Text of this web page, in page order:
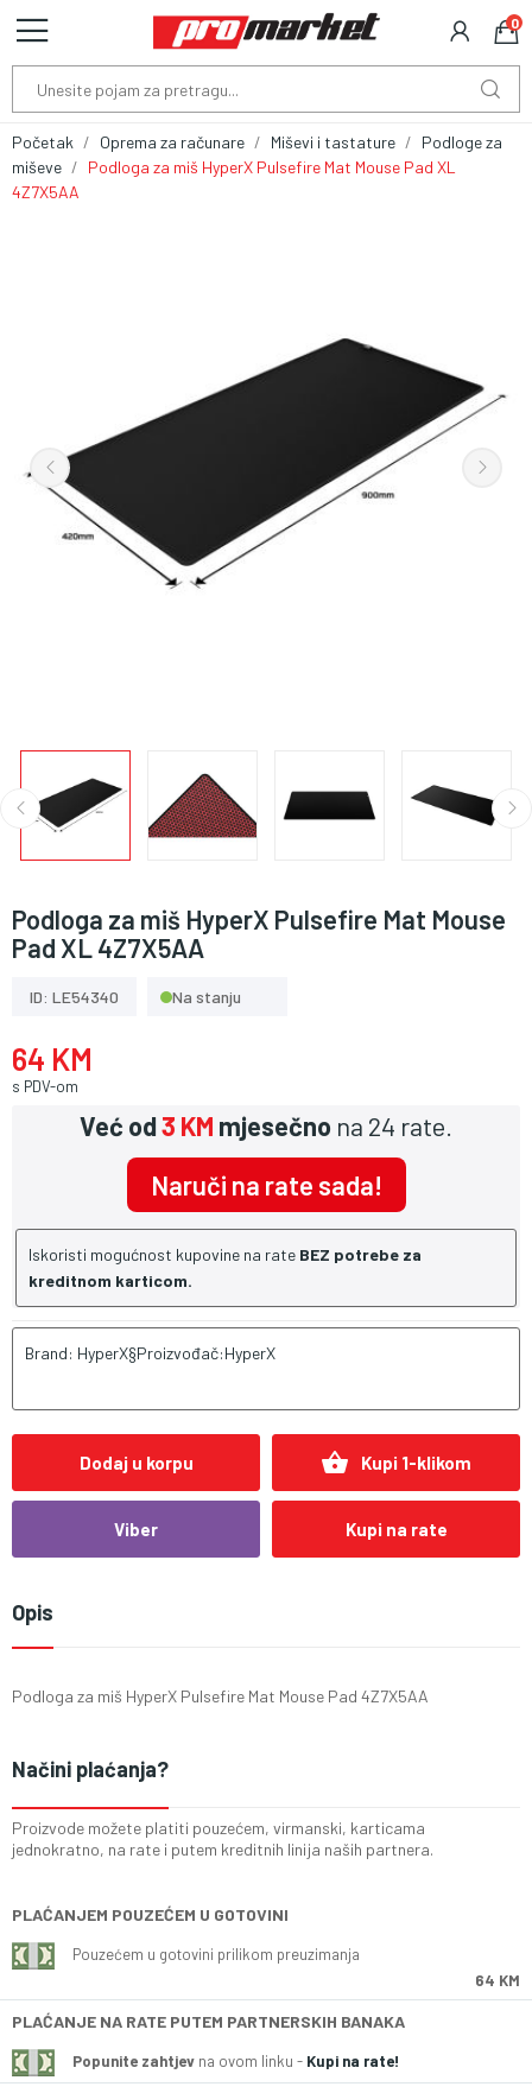
0
Početak Oprema za računare Miševi i tastature
Podloge za
miševe
Podloga za miš HyperX Pulsefire Mat Mouse Pad XL
4Z7X5AA
Podloga za miš HyperX Pulsefire Mat Mouse
Pad XL 4Z7X5AA
ID: LE54340 Na stanju
64 KM
s PDV-om
Već od3 KM mjesečno na 24 rate.
Naruči na rate sada!
Iskoristi mogućnost kupovine na rate BEZ potrebe za
kreditnom karticom.
Brand: HyperX§Proizvođač:HyperX
Dodaj u korpu shopping_basket Kupi 1-klikom
Viber Kupi na rate
Opis
Podloga za miš HyperX Pulsefire Mat Mouse Pad 4Z7X5AA
Načini plaćanja?
Proizvode možete platiti pouzećem, virmanski, karticama
jednokratno, na rate i putem kreditnih linija naših partnera.
PLAĆANJEM POUZEĆEM U GOTOVINI
Pouzećem u gotovini prilikom preuzimanja
64 KM
PLAĆANJE NA RATE PUTEM PARTNERSKIH BANAKA
Popunite zahtjev na ovom linku - Kupi na rate!